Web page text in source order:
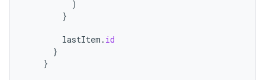
)
}
lastItem . id
}
}